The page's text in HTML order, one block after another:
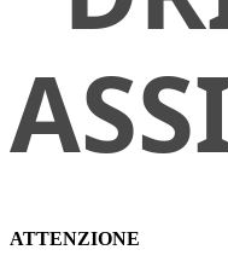
ATTENZIONE